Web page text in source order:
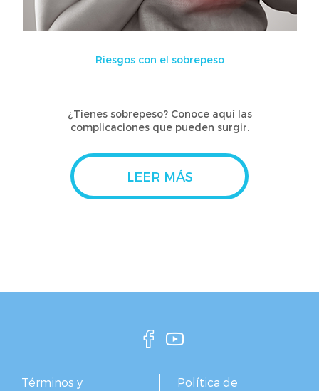
Riesgos con el sobrepeso
¿Tienes sobrepeso? Conoce aquí las
complicaciones que pueden surgir.
LEER MÁS
Términos y
Política de